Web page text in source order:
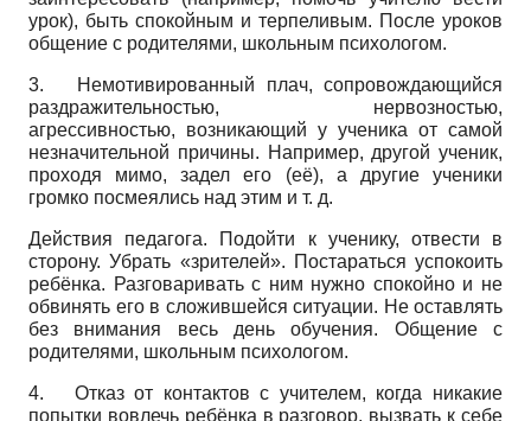
урок), быть спокойным и терпеливым. После уроков
общение с родителями, школьным психологом.
3.
Немотивированный плач, сопровождающийся
раздражительностью, нервозностью,
агрессивностью, возникающий у ученика от самой
незначительной причины. Например, другой ученик,
проходя мимо, задел его (её), а другие ученики
громко посмеялись над этим и т. д.
Действия педагога. Подойти к ученику, отвести в
сторону. Убрать «зрителей». Постараться успокоить
ребёнка. Разговаривать с ним нужно спокойно и не
обвинять его в сложившейся ситуации. Не оставлять
без внимания весь день обучения. Общение с
родителями, школьным психологом.
4. Отказ от контактов с учителем, когда никакие
попытки вовлечь ребёнка в разговор, вызвать к себе